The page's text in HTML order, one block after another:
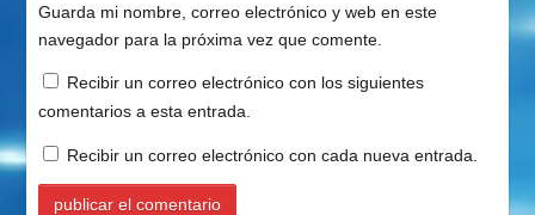
Guarda mi nombre, correo electrónico y web en este
navegador para la próxima vez que comente.
Recibir un correo electrónico con los siguientes
comentarios a esta entrada.
Recibir un correo electrónico con cada nueva entrada.